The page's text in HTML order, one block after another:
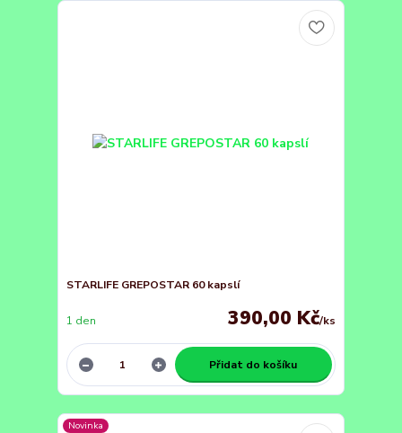
STARLIFE GREPOSTAR 60 kapslí
390,00 Kč/ks
1 den
Přidat do košíku
Novinka